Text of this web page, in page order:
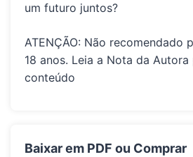
um futuro juntos?
ATENÇÃO: Não recomendado
18 anos. Leia a Nota da
conteúdo
Baixar em PDF ou Comprar